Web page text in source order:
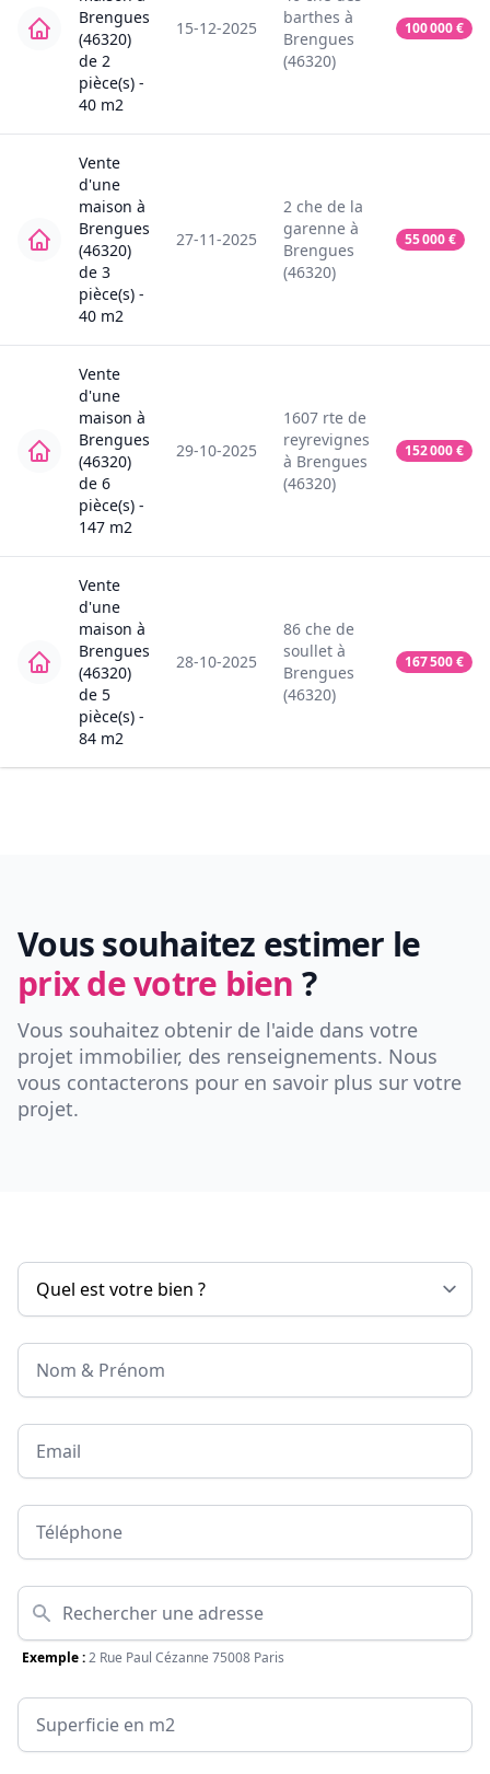
Brengues
(46320)
de 2
pièce(s) -
40 m2
15-12-2025
barthes à
Brengues
(46320)
100 000€
Vente
d'une
maison à
Brengues
(46320)
de 3
pièce(s) -
40 m2
27-11-2025
2 che de la
garenne à
Brengues
(46320)
55 000€
Vente
d'une
maison à
Brengues
(46320)
de 6
pièce(s) -
147 m2
29-10-2025
1607 rte de
reyrevignes
à Brengues
(46320)
152 000€
Vente
d'une
maison à
Brengues
(46320)
de 5
pièce(s) -
84 m2
28-10-2025
86 che de
soullet à
Brengues
(46320)
167 500€
Vous souhaitez estimer le
prix de votre bien ?
Vous souhaitez obtenir de l'aide dans votre
projet immobilier, des renseignements. Nous
vous contacterons pour en savoir plus sur votre
projet.
Nom & Prénom
Email
Téléphone
Adresse
Exemple :2 Rue Paul Cézanne 75008 Paris
Surface